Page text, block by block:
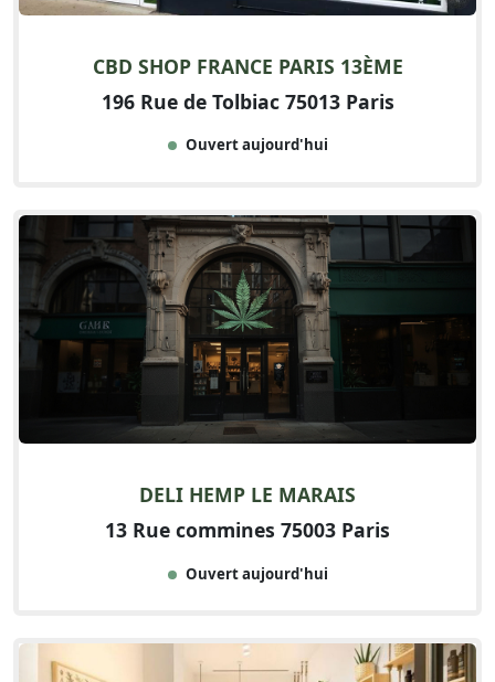
CBD SHOP FRANCE PARIS 13ÈME
196 Rue de Tolbiac 75013 Paris
Ouvert aujourd'hui
DELI HEMP LE MARAIS
13 Rue commines 75003 Paris
Ouvert aujourd'hui